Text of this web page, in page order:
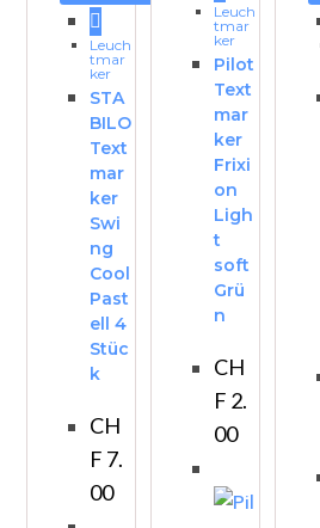
Leuch
tmar
ker
STA
BILO
Text
mar
ker
Swi
ng
Cool
Past
ell 4
Stüc
k
CH
F 7.
00
Leuch
tmar
ker
Pilot
Text
mar
ker
Frixi
on
Ligh
t
soft
Grü
n
CH
F 2.
00